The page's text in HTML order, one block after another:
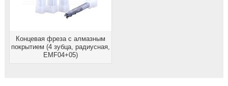
Концевая фреза с алмазным
покрытием (4 зубца, радиусная,
EMF04+05)